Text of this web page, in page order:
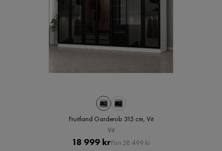
Fruitland Garderob 315 cm, Vit
Vit
Pris
18 999 krOriginal
Förr 28 499 kr